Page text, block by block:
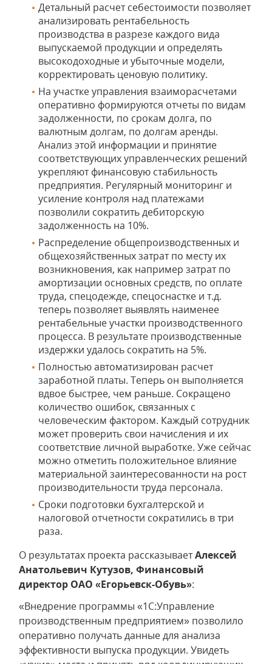
Детальный расчет себестоимости позволяет
анализировать рентабельность
производства в разрезе каждого вида
выпускаемой продукции и определять
высокодоходные и убыточные модели,
корректировать ценовую политику.
На участке управления взаиморасчетами
оперативно формируются отчеты по видам
задолженности, по срокам долга, по
валютным долгам, по долгам аренды.
Анализ этой информации и принятие
соответствующих управленческих решений
укрепляют финансовую стабильность
предприятия. Регулярный мониторинг и
усиление контроля над платежами
позволили сократить дебиторскую
задолженность на 10%.
Распределение общепроизводственных и
общехозяйственных затрат по месту их
возникновения, как например затрат по
амортизации основных средств, по оплате
труда, спецодежде, спецоснастке и т.д.
теперь позволяет выявлять наименее
рентабельные участки производственного
процесса. В результате производственные
издержки удалось сократить на 5%.
Полностью автоматизирован расчет
заработной платы. Теперь он выполняется
вдвое быстрее, чем раньше. Сокращено
количество ошибок, связанных с
человеческим фактором. Каждый сотрудник
может проверить свои начисления и их
соответствие личной выработке. Уже сейчас
можно отметить положительное влияние
материальной заинтересованности на рост
производительности труда персонала.
Сроки подготовки бухгалтерской и
налоговой отчетности сократились в три
раза.
О результатах проекта рассказываетАлексей
Анатольевич Кутузов, Финансовый
директор ОАО «Егорьевск-Обувь»:
«Внедрение программы «1С:Управление
производственным предприятием» позволило
оперативно получать данные для анализа
эффективности выпуска продукции. Увидеть